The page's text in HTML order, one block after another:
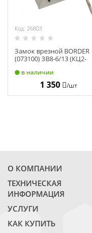
Код: 26803
Замок врезной BORDER
(073100) ЗВ8-6/13 (КЦ2-
0080 )
в наличии
1 350 /шт
О КОМПАНИИ
ТЕХНИЧЕСКАЯ
ИНФОРМАЦИЯ
УСЛУГИ
КАК КУПИТЬ